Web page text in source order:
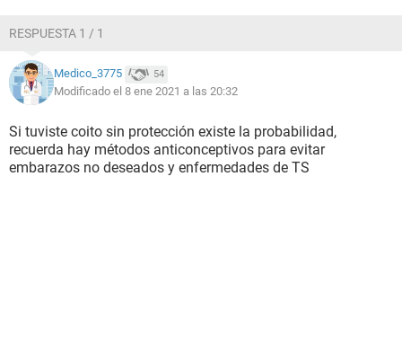
RESPUESTA 1 / 1
Medico_3775 54
Modificado el 8 ene 2021 a las 20:32
Si tuviste coito sin protección existe la probabilidad,
recuerda hay métodos anticonceptivos para evitar
embarazos no deseados y enfermedades de TS